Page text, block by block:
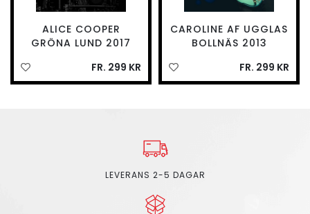
ALICE COOPER
GRÖNA LUND 2017
FR. 299 KR
CAROLINE AF UGGLAS
BOLLNÄS 2013
FR. 299 KR
LEVERANS 2-5 DAGAR